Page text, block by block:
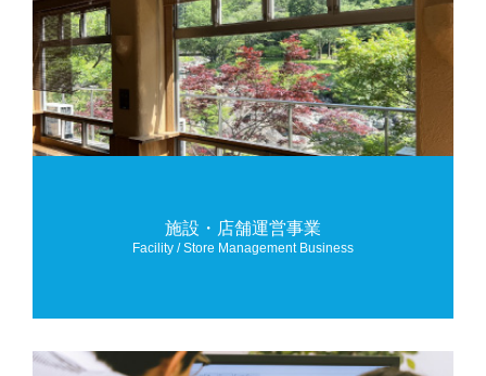
施設・店舗運営事業
Facility / Store Management Business